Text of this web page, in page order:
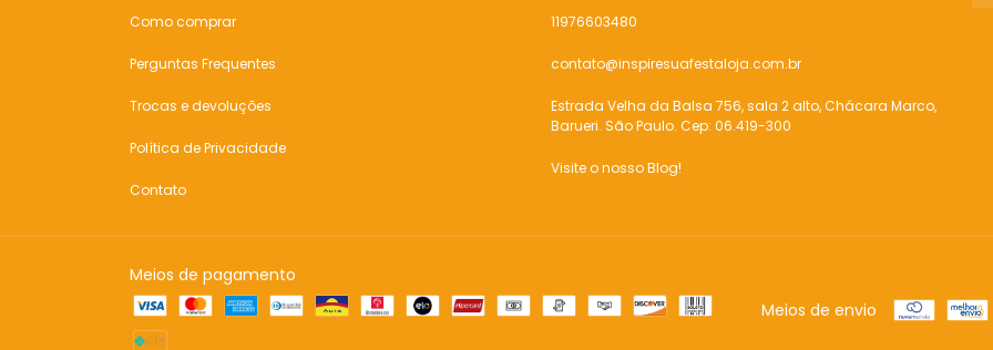
Como comprar
Perguntas Frequentes
Trocas e devoluções
Política de Privacidade
Contato
11976603480
contato@inspiresuafestaloja.com.br
Estrada Velha da Balsa 756, sala 2 alto, Chácara Marco,
Barueri. São Paulo. Cep: 06.419-300
Visite o nosso Blog!
Meios de pagamento
Meios de envio